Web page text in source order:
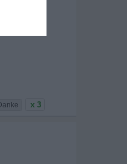
x 3